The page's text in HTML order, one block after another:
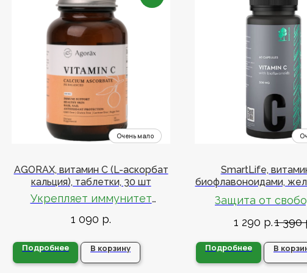
AGORAX, витамин С (L-аскорбат
кальция), таблетки, 30 шт
Укрепляет иммунитет
Помогает при ОРВИ и гриппе
1 090 р.
Подробнее В корзину
SmartLife,
биофлавоноидами,
капсулы 60
Защита от
аскорбиновой
1 290 р.1 390
Подробнее В